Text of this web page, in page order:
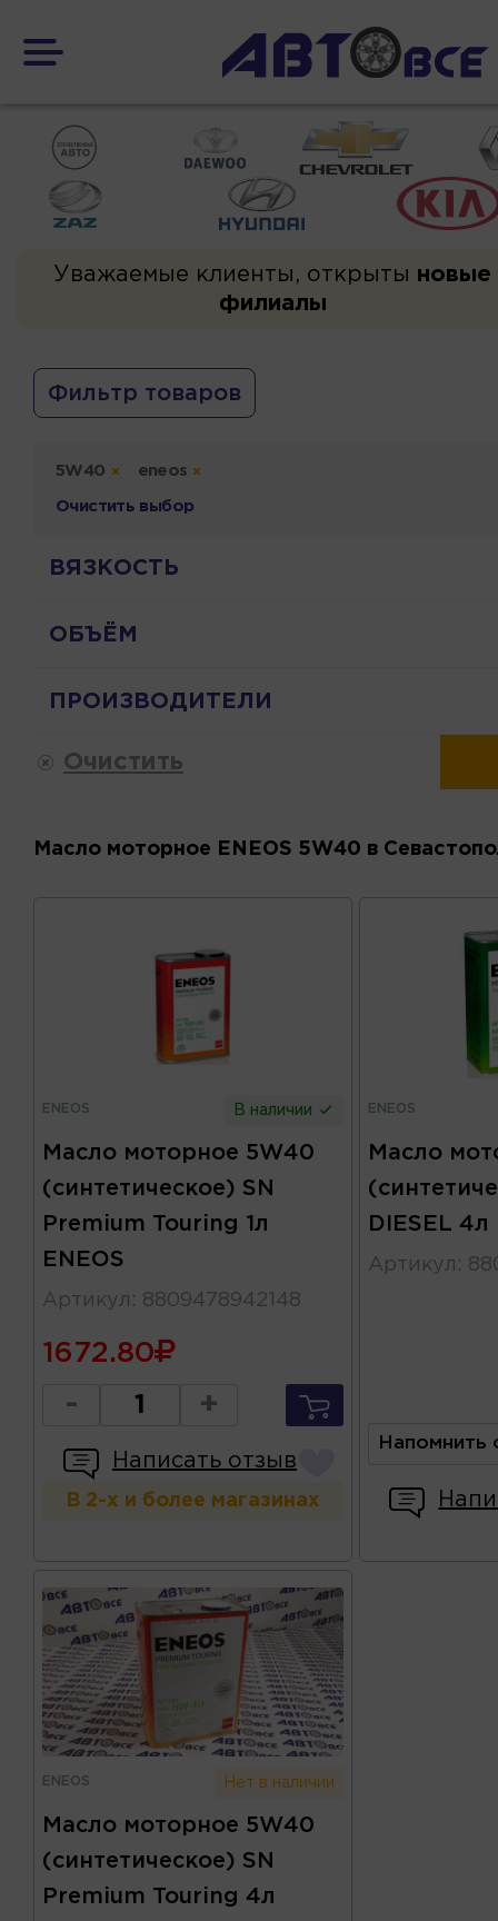
Уважаемые клиенты, открыты новые
филиалы
Фильтр товаров
5W40 eneos
Очистить выбор
ВЯЗКОСТЬ
ОБЪЁМ
ПРОИЗВОДИТЕЛИ
Очистить
Масло моторное ENEOS 5W40 в
ENEOS В наличии
Масло моторное 5W40
(синтетическое) SN
Premium Touring 1л
ENEOS
Артикул : 8809478942148
1672.80
- +
Написать отзыв
В 2-х и более магазинах
ENEOS
Масло
DIESEL 4л
Артикул :
Напомнить
ENEOS Нет в наличии
Масло моторное 5W40
(синтетическое) SN
Premium Touring 4л